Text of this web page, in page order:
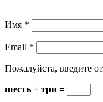
Имя *
Email *
Пожалуйста, введите
шесть + три =